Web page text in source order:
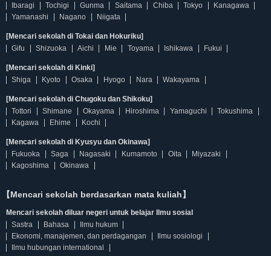
Ibaragi
Tochigi Gunma Saitama Chiba Tokyo
Kanagawa
Yamanashi
Nagano Niigata
[Mencari sekolah di Tokai dan Hokuriku]
Gifu
Shizuoka Aichi Mie Toyama Ishikawa Fukui
[Mencari sekolah di Kinki]
Shiga
Kyoto Osaka Hyogo Nara Wakayama
[Mencari sekolah di Chugoku dan Shikoku]
Tottori
Shimane Okayama Hiroshima Yamaguchi
Tokushima
Kagawa
Ehime Kochi
[Mencari sekolah di Kyusyu dan Okinawa]
Fukuoka
Saga Nagasaki Kumamoto Oita
Miyazaki
Kagoshima
Okinawa
【Mencari sekolah berdasarkan mata kuliah】
Mencari sekolah diluar negeri untuk belajar Ilmu sosial
Sastra
Bahasa
Ilmu hukum
Ekonomi, manajemen, dan perdagangan
Ilmu sosiologi
Ilmu hubungan international